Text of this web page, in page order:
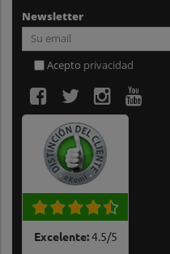
Newsletter
Acepto privacidad
Excelente:4.5/5